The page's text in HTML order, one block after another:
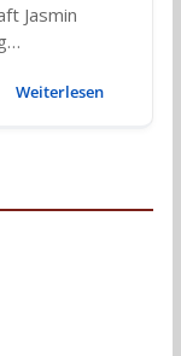
Jasmin
Weiterlesen